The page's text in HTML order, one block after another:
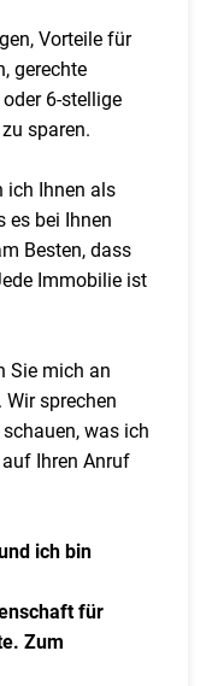
Vorteile für
gerechte
6-stellige
sparen.
ich Ihnen als
es bei Ihnen
Besten, dass
Immobilie ist
Sie mich an
Wir sprechen
was ich
Ihren Anruf
ich bin
für
Zum